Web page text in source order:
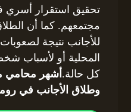
تحقيق استقرار
مجتمعهم. كما أن
للأجانب نتيجة
المحلية أو لأسباب
كل حالة. أشهر
وطلاق الأجانب في